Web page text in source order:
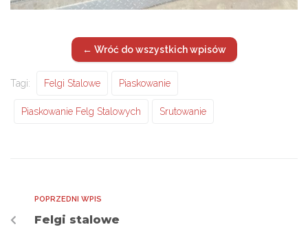
← Wróć do wszystkich wpisów
Tagi: Felgi Stalowe Piaskowanie
Piaskowanie Felg Stalowych Srutowanie
POPRZEDNI WPIS
Felgi stalowe